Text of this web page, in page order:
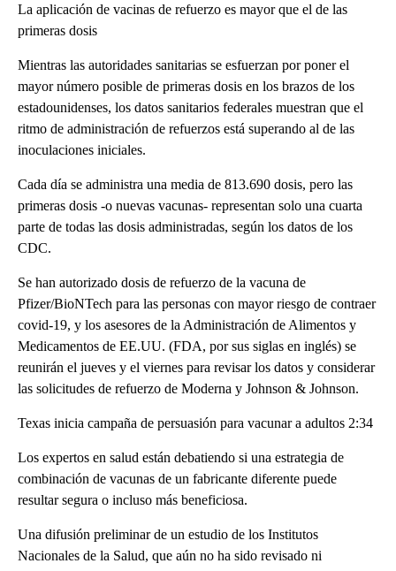
La aplicación de vacinas de refuerzo es mayor que el de las
primeras dosis
Mientras las autoridades sanitarias se esfuerzan por poner el
mayor número posible de primeras dosis en los brazos de los
estadounidenses, los datos sanitarios federales muestran que el
ritmo de administración de refuerzos está superando al de las
inoculaciones iniciales.
Cada día se administra una media de 813.690 dosis, pero las
primeras dosis -o nuevas vacunas- representan solo una cuarta
parte de todas las dosis administradas, según los datos de los
CDC.
Se han autorizado dosis de refuerzo de la vacuna de
Pfizer/BioNTech para las personas con mayor riesgo de contraer
covid-19, y los asesores de la Administración de Alimentos y
Medicamentos de EE.UU. (FDA, por sus siglas en inglés) se
reunirán el jueves y el viernes para revisar los datos y considerar
las solicitudes de refuerzo de Moderna y Johnson & Johnson.
Texas inicia campaña de persuasión para vacunar a adultos 2:34
Los expertos en salud están debatiendo si una estrategia de
combinación de vacunas de un fabricante diferente puede
resultar segura o incluso más beneficiosa.
Una difusión preliminar de un estudio de los Institutos
Nacionales de la Salud, que aún no ha sido revisado ni